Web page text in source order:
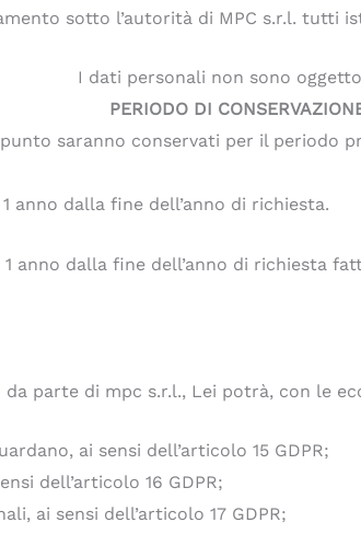
sotto l’autorità di MPC s.r.l. tutti
I dati personali non sono
PERIODO DI
saranno conservati per il periodo
dalla fine dell’anno di richiesta.
dalla fine dell’anno di richiesta
parte di mpc s.r.l., Lei potrà, con le
ai sensi dell’articolo 15 GDPR;
dell’articolo 16 GDPR;
ai sensi dell’articolo 17 GDPR;